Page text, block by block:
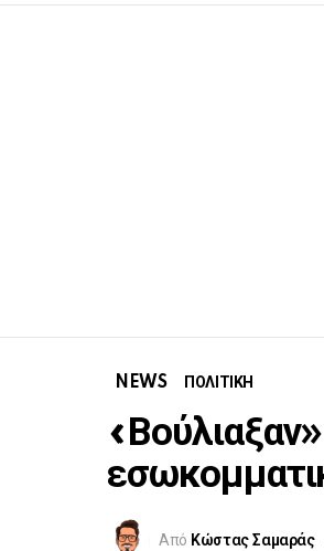
NEWS ΠΟΛΙΤΙΚΗ
Από Κώστας Σαμαράς